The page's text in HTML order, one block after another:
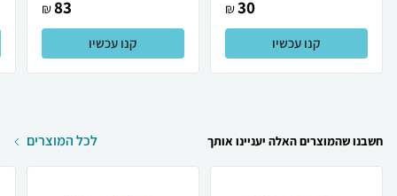
30
₪
קנו עכשיו
83
₪
קנו עכשיו
חשבנו שהמוצרים האלה יעניינו אותך לכל המוצרים